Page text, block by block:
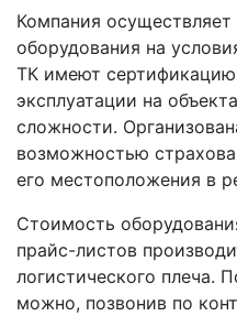
Компания
оборудования на
ТК имеют
эксплуатации на
сложности.
возможностью
его местоположения в
Стоимость
прайс-листов
логистического плеча.
можно, позвонив по